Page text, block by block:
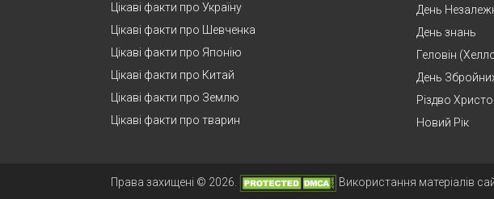
Цікаві факти про Україну
Цікаві факти про Шевченка
Цікаві факти про Японію
Цікаві факти про Китай
Цікаві факти про Землю
Цікаві факти про тварин
День
День знань
Геловін
День
Різдво
Новий Рік
Права захищені © 2026. Використання матеріалів